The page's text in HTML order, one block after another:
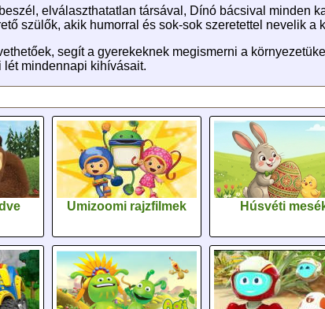
elválaszthatatlan társával, Dínó bácsival minden
szülők, akik humorral és sok-sok szeretettel nevelik a
segít a gyerekeknek megismerni a
lét mindennapi kihívásait.
Umizoomi rajzfilmek Húsvéti